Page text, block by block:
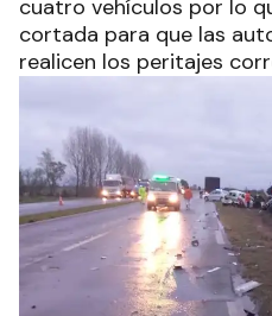
cuatro vehículos por lo
cortada para que las
realicen los peritajes